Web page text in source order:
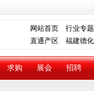
网站首页
行业专题
直通产区 福建德化
求购 展会 招聘